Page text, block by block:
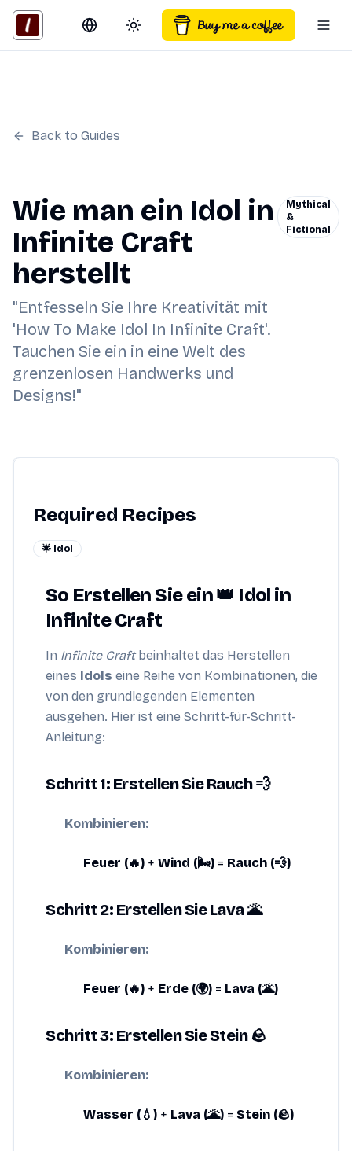
Switch language
Toggle theme
Back to Guides
Wie man ein Idol in
Infinite Craft
herstellt
"Entfesseln Sie Ihre Kreativität mit
'How To Make Idol In Infinite Craft'.
Tauchen Sie ein in eine Welt des
grenzenlosen Handwerks und
Designs!"
Mythical
&
Fictional
Required Recipes
🌟 Idol
So Erstellen Sie ein 👑 Idol in
Infinite Craft
In Infinite Craftbeinhaltet das Herstellen
eines Idols eine Reihe von Kombinationen, die
von den grundlegenden Elementen
ausgehen. Hier ist eine Schritt-für-Schritt-
Anleitung:
Schritt 1: Erstellen Sie Rauch 💨
Kombinieren:
Feuer (🔥) + Wind (🌬️) = Rauch (💨)
Schritt 2: Erstellen Sie Lava 🌋
Kombinieren:
Feuer (🔥) + Erde (🌍) = Lava (🌋)
Schritt 3: Erstellen Sie Stein 🪨
Kombinieren:
Wasser (💧) + Lava (🌋) = Stein (🪨)